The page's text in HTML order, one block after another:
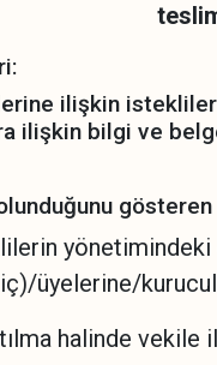
işe
ilişkin
ilişkin bilgi ve
üyelerine/
halinde vekile